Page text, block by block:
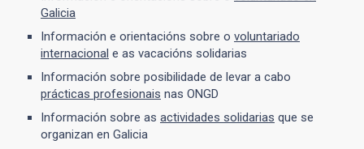
Galicia
Información e orientacións sobre o voluntariado
internacional e as vacacións solidarias
Información sobre posibilidade de levar a cabo
prácticas profesionais nas ONGD
Información sobre as actividades solidarias que se
organizan en Galicia